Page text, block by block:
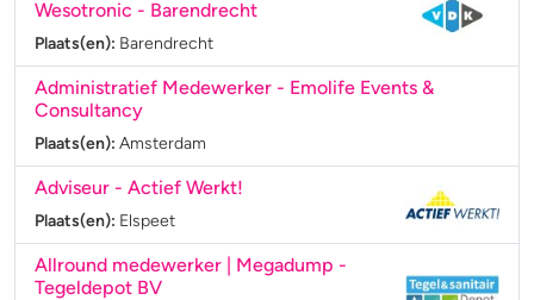
Wesotronic - Barendrecht
Plaats(en): Barendrecht
Administratief Medewerker - Emolife Events &
Consultancy
Plaats(en): Amsterdam
Adviseur - Actief Werkt!
Plaats(en): Elspeet
Allround medewerker | Megadump -
Tegeldepot BV